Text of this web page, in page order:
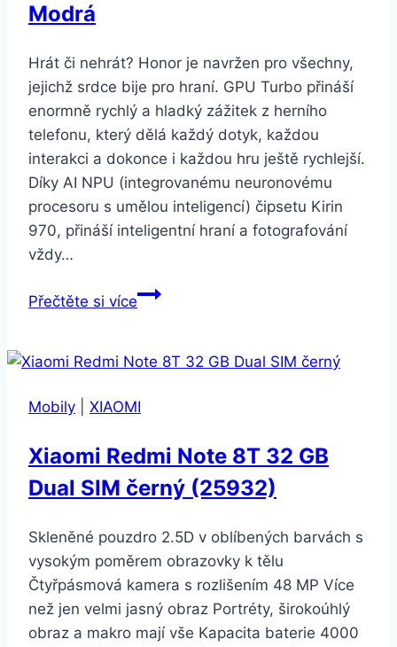
Modrá
Hrát či nehrát? Honor je navržen pro všechny,
jejichž srdce bije pro hraní. GPU Turbo přináší
enormně rychlý a hladký zážitek z herního
telefonu, který dělá každý dotyk, každou
interakci a dokonce i každou hru ještě rychlejší.
Díky AI NPU (integrovanému neuronovému
procesoru s umělou inteligencí) čipsetu Kirin
970, přináší inteligentní hraní a fotografování
vždy…
Přečtěte si víceHonor
Dual
Modrá
Mobily XIAOMI
Xiaomi Redmi Note 8T 32 GB
Dual SIM černý (25932)
Skleněné pouzdro 2.5D v oblíbených barvách s
vysokým poměrem obrazovky k tělu
Čtyřpásmová kamera s rozlišením 48 MP Více
než jen velmi jasný obraz Portréty, širokoúhlý
obraz a makro mají vše Kapacita baterie 4000